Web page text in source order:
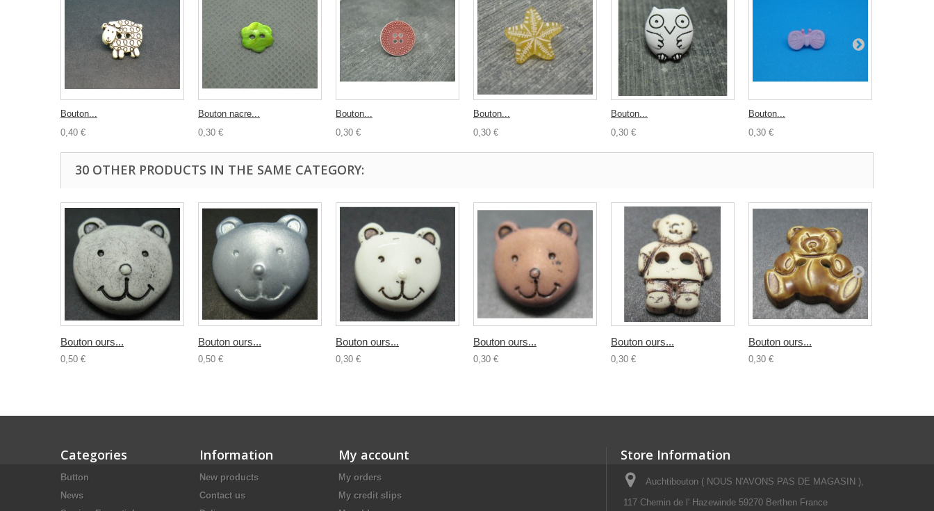
Bouton...
0,40 €
Bouton nacre...
0,30 €
Bouton...
0,30 €
Bouton...
0,30 €
Bouton...
0,30 €
Bouton...
0,30 €
30 OTHER PRODUCTS IN THE SAME CATEGORY:
Bouton ours...
0,50 €
Bouton ours...
0,50 €
Bouton ours...
0,30 €
Bouton ours...
0,30 €
Bouton ours...
0,30 €
Bouton ours...
0,30 €
Categories
Button
News
Information
New products
Contact us
My account
My orders
My credit slips
Store Information
Auchtibouton ( NOUS N'AVONS PAS DE MAGASIN ),
117 Chemin de l' Hazewinde 59270 Berthen France